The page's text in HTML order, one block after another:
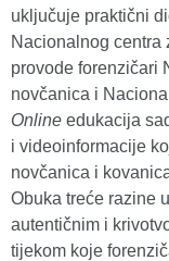
uključuje praktični
Nacionalnog centra
provode forenzičari
novčanica i
Online edukacija
i videoinformacije
novčanica i
Obuka treće razine
autentičnim i
tijekom koje